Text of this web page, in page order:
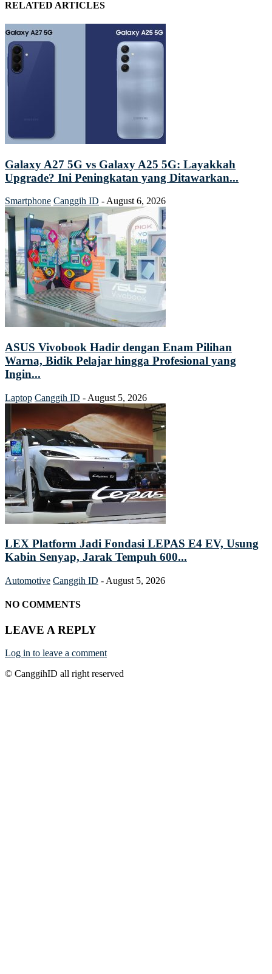
RELATED ARTICLES
Galaxy A27 5G vs Galaxy A25 5G: Layakkah
Upgrade? Ini Peningkatan yang Ditawarkan...
Smartphone Canggih ID - August 6, 2026
ASUS Vivobook Hadir dengan Enam Pilihan
Warna, Bidik Pelajar hingga Profesional yang
Ingin...
Laptop Canggih ID - August 5, 2026
LEX Platform Jadi Fondasi LEPAS E4 EV, Usung
Kabin Senyap, Jarak Tempuh 600...
Automotive Canggih ID - August 5, 2026
NO COMMENTS
LEAVE A REPLY
Log in to leave a comment
© CanggihID all right reserved